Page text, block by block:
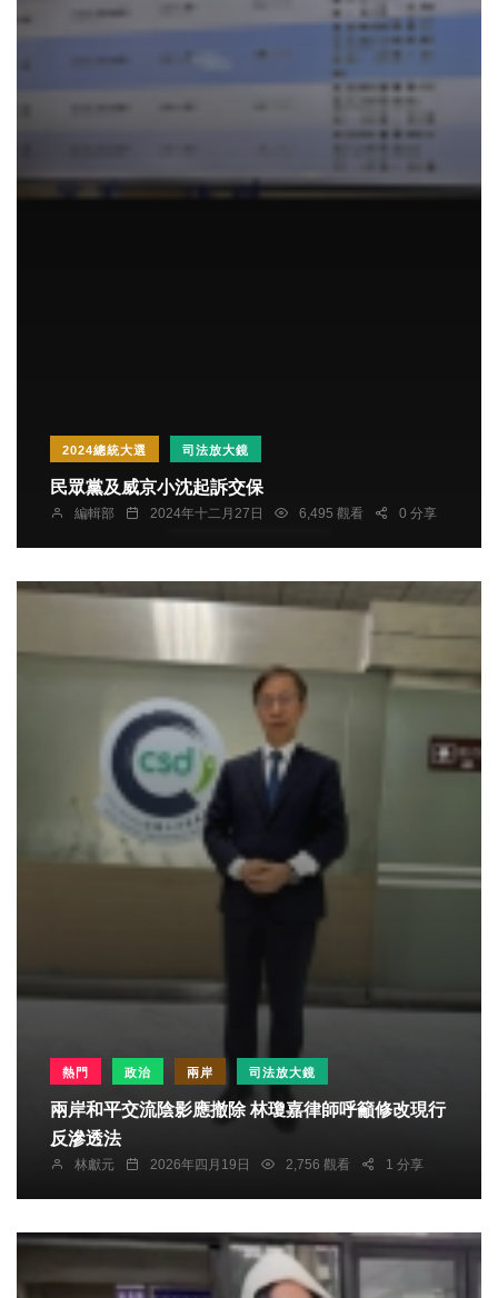
2024總統大選 司法放大鏡
民眾黨及威京小沈起訴交保
編輯部 2024年十二月27日 6,495 觀看 0 分享
熱門 政治 兩岸 司法放大鏡
兩岸和平交流陰影應撤除 林瓊嘉律師呼籲修改現行
反滲透法
林獻元 2026年四月19日 2,756 觀看 1 分享